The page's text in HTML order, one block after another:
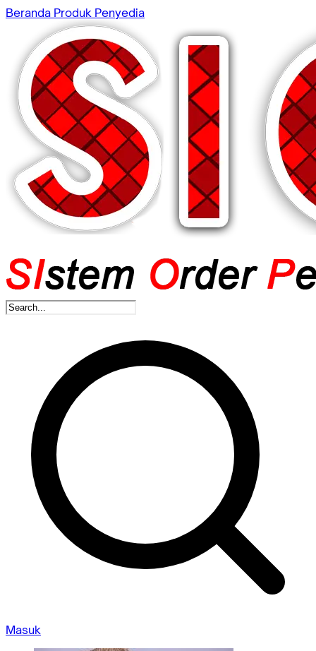
Beranda Produk Penyedia
Masuk